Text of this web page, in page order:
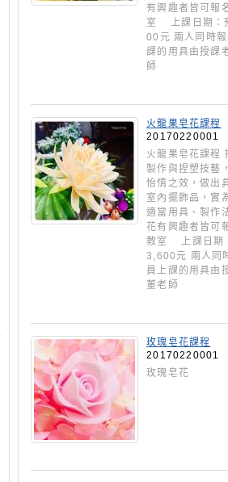
有興趣者皆可報
室 上課日期：
00元 兩人同時
課的用具由授課
師
火龍果皂花課程
20170220001
火龍果皂花課程
製作與捏塑技藝
怡情之效，做出
室內擺飾品，實
適當用具、製作
花有興趣者皆可
教室 上課日期
3,600元 兩人同
員上課的用具由
董老師
玫瑰皂花課程
20170220001
玫瑰皂花